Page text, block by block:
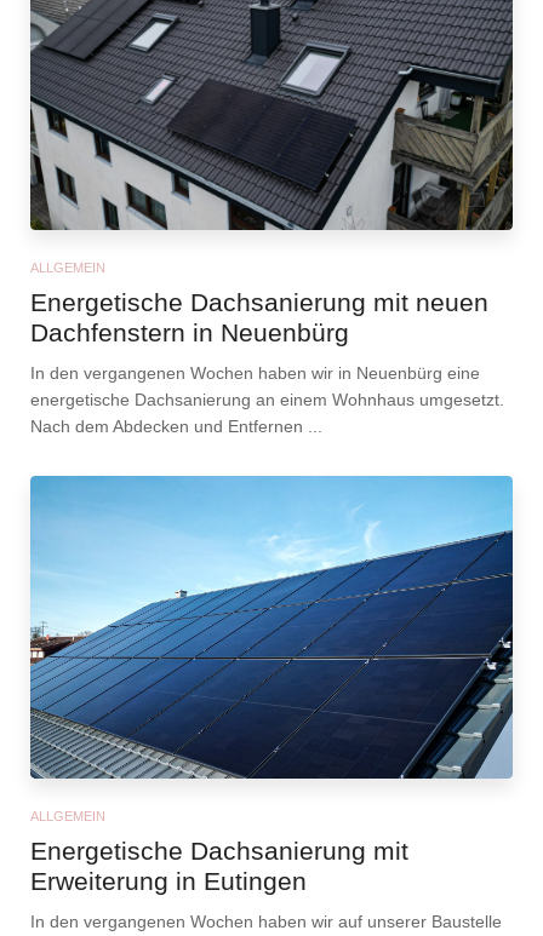
ALLGEMEIN
Energetische Dachsanierung mit neuen
Dachfenstern in Neuenbürg
In den vergangenen Wochen haben wir in Neuenbürg eine
energetische Dachsanierung an einem Wohnhaus umgesetzt.
Nach dem Abdecken und Entfernen ...
ALLGEMEIN
Energetische Dachsanierung mit
Erweiterung in Eutingen
In den vergangenen Wochen haben wir auf unserer Baustelle